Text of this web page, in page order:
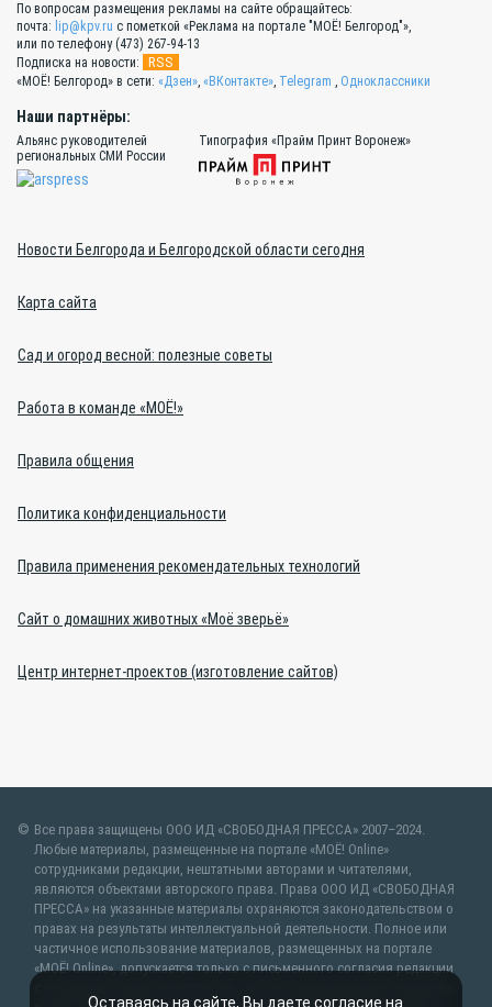
По вопросам размещения рекламы на сайте обращайтесь:
почта: lip@kpv.ru с пометкой «Реклама на портале "МОЁ! Белгород"»,
или по телефону (473) 267-94-13
Подписка на новости:
RSS
«МОЁ! Белгород» в сети: «Дзен», «ВКонтакте», Telegram , Одноклассники
Наши партнёры:
Альянс руководителей
региональных СМИ России
Типография «Прайм Принт Воронеж»
Новости Белгорода и Белгородской области сегодня
Карта сайта
Сад и огород весной: полезные советы
Работа в команде «МОЁ!»
Правила общения
Политика конфиденциальности
Правила применения рекомендательных технологий
Сайт о домашних животных «Моё зверьё»
Центр интернет-проектов (изготовление сайтов)
Все права защищены ООО ИД «СВОБОДНАЯ ПРЕССА» 2007–2024.
Любые материалы, размещенные на портале «МОЁ! Online»
сотрудниками редакции, нештатными авторами и читателями,
являются объектами авторского права. Права ООО ИД «СВОБОДНАЯ
ПРЕССА» на указанные материалы охраняются законодательством о
правах на результаты интеллектуальной деятельности. Полное или
частичное использование материалов, размещенных на портале
«МОЁ! Online», допускается только с письменного согласия редакции
Оставаясь на сайте, Вы даете согласие на